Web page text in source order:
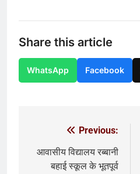
Share this article
WhatsApp Facebook
navigation
Previous:
आवासीय विद्यालय रब्बानी
बहाई स्कूल के भूतपूर्व